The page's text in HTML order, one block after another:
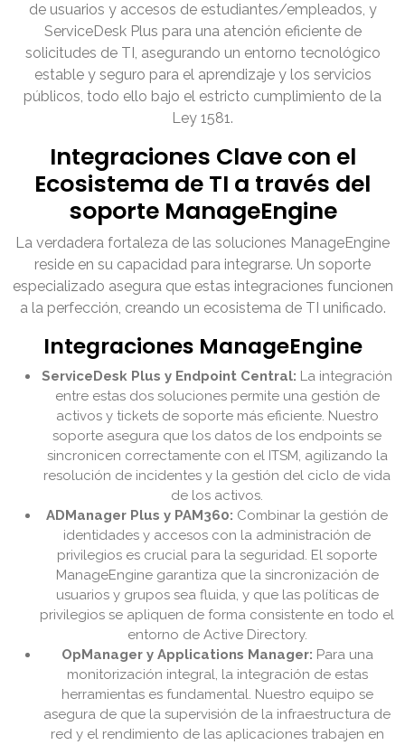
de usuarios y accesos de estudiantes/empleados, y
ServiceDesk Plus para una atención eficiente de
solicitudes de TI, asegurando un entorno tecnológico
estable y seguro para el aprendizaje y los servicios
públicos, todo ello bajo el estricto cumplimiento de la
Ley 1581.
Integraciones Clave con el
Ecosistema de TI a través del
soporte ManageEngine
La verdadera fortaleza de las soluciones ManageEngine
reside en su capacidad para integrarse. Un soporte
especializado asegura que estas integraciones funcionen
a la perfección, creando un ecosistema de TI unificado.
Integraciones ManageEngine
ServiceDesk Plus y Endpoint Central: La integración
entre estas dos soluciones permite una gestión de
activos y tickets de soporte más eficiente. Nuestro
soporte asegura que los datos de los endpoints se
sincronicen correctamente con el ITSM, agilizando la
resolución de incidentes y la gestión del ciclo de vida
de los activos.
ADManager Plus y PAM360: Combinar la gestión de
identidades y accesos con la administración de
privilegios es crucial para la seguridad. El soporte
ManageEngine garantiza que la sincronización de
usuarios y grupos sea fluida, y que las políticas de
privilegios se apliquen de forma consistente en todo el
entorno de Active Directory.
OpManager y Applications Manager: Para una
monitorización integral, la integración de estas
herramientas es fundamental. Nuestro equipo se
asegura de que la supervisión de la infraestructura de
red y el rendimiento de las aplicaciones trabajen en